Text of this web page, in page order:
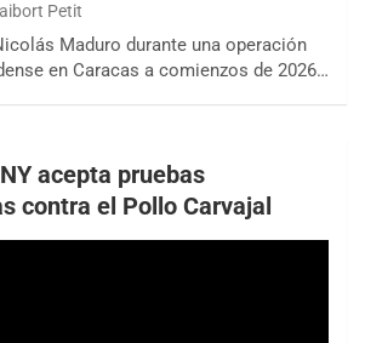
Petit
Maduro durante una operación
en Caracas a comienzos de 2026…
acepta pruebas
contra el Pollo Carvajal